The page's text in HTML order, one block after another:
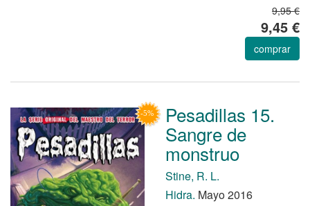
9,95 €
9,45 €
comprar
Pesadillas 15.
Sangre de
monstruo
Stine, R. L.
Hidra. Mayo 2016